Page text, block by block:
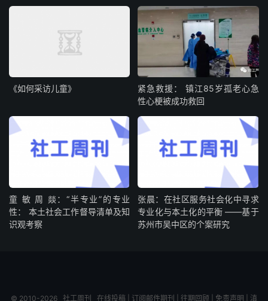
《如何采访儿童》
紧急救援： 镇江85岁孤老心急
性心梗被成功救回
童 敏 周 燚：“半专业”的专业
性： 本土社会工作督导清单及知
识观考察
张晨：在社区服务社会化中寻求
专业化与本土化的平衡 ——基于
苏州市吴中区的个案研究
© 2010-2026 社工周刊 在线投稿 订阅邮件期刊 往期回顾 免责声明 滇